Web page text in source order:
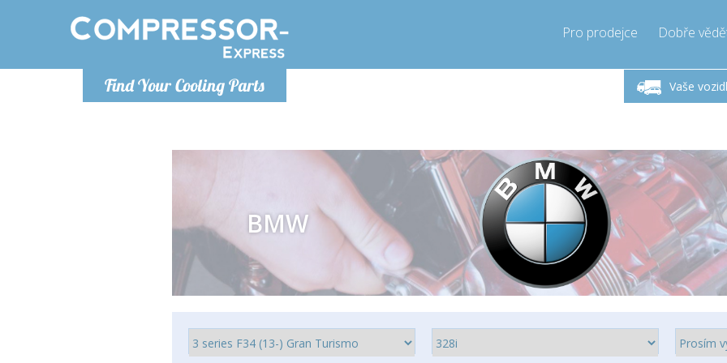
Find Your Cooling Parts
Pro prodejce Dobře
Vaše
Pondělí-Pátek 9-17h
Zavolejte teď!
+421905357897
BMW